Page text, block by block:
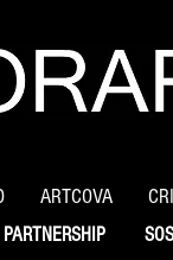
ARTCOVA
PARTNERSHIP